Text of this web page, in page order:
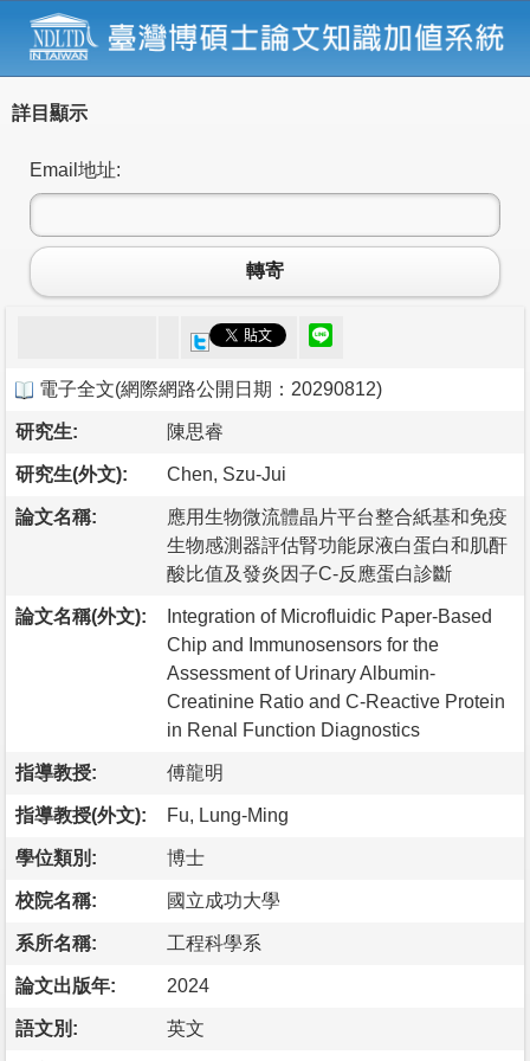
詳目顯示
Email地址:
轉寄
電子全文(網際網路公開日期：20290812)
研究生: 陳思睿
研究生(外文): Chen, Szu-Jui
論文名稱:
應用生物微流體晶片平台整合紙基和免疫
生物感測器評估腎功能尿液白蛋白和肌酐
酸比值及發炎因子C-反應蛋白診斷
論文名稱(外文):
Integration of Microfluidic Paper-Based
Chip and Immunosensors for the
Assessment of Urinary Albumin-
Creatinine Ratio and C-Reactive Protein
in Renal Function Diagnostics
指導教授: 傅龍明
指導教授(外文): Fu, Lung-Ming
學位類別: 博士
校院名稱: 國立成功大學
系所名稱: 工程科學系
論文出版年: 2024
語文別: 英文